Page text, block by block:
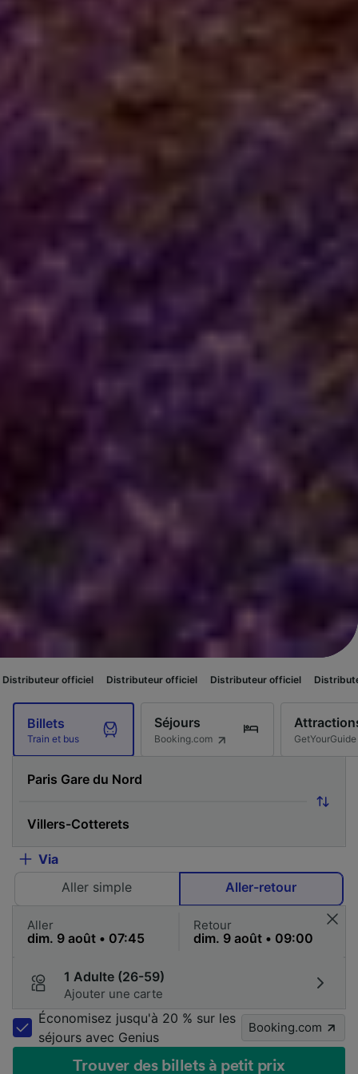
Distributeur officiel Distributeur officiel Distributeur officiel
Billets
Train et bus
Séjours
Booking.com GetYourGuide
Via
Aller simple
Aller-retour
Aller Retour
1 Adulte (26-59)
Ajouter une carte
Économisez jusqu'à 20 % sur les
séjours avec Genius
Booking.com
Trouver des billets à petit prix